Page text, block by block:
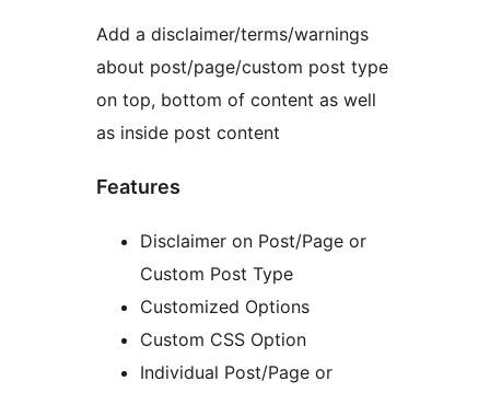
Add a disclaimer/terms/warnings
about post/page/custom post type
on top, bottom of content as well
as inside post content
Features
Disclaimer on Post/Page or
Custom Post Type
Customized Options
Custom CSS Option
Individual Post/Page or